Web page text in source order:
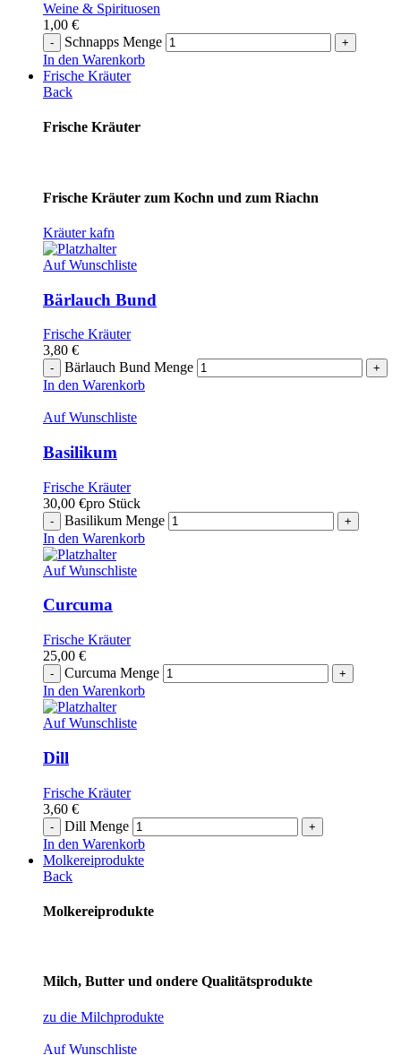
Weine & Spirituosen
1,00 €
Schnapps Menge
In den Warenkorb
Frische Kräuter
Back
Frische Kräuter
Frische Kräuter zum Kochn und zum Riachn
Kräuter kafn
Auf Wunschliste
Bärlauch Bund
Frische Kräuter
3,80 €
Bärlauch Bund Menge
In den Warenkorb
Auf Wunschliste
Basilikum
Frische Kräuter
30,00 €pro Stück
Basilikum Menge
In den Warenkorb
Auf Wunschliste
Curcuma
Frische Kräuter
25,00 €
Curcuma Menge
In den Warenkorb
Auf Wunschliste
Dill
Frische Kräuter
3,60 €
Dill Menge
In den Warenkorb
Molkereiprodukte
Back
Molkereiprodukte
Milch, Butter und ondere Qualitätsprodukte
zu die Milchprodukte
Auf Wunschliste